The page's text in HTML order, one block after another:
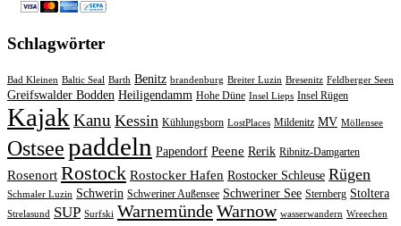
Schlagwörter
Bad Kleinen Baltic Seal Barth Benitz brandenburg Breiter Luzin Bresenitz Feldberger Seen
Greifswalder Bodden Heiligendamm Hohe Düne Insel Lieps Insel Rügen
Kajak Kanu Kessin Kühlungsborn LostPlaces Mildenitz MV Möllensee
Ostseepaddeln Papendorf Peene Rerik Ribnitz-Damgarten
Rosenort Rostock Rostocker Hafen Rostocker Schleuse Rügen
Schmaler Luzin Schwerin Schweriner Außensee Schweriner See Sternberg Stoltera
Strelasund SUP Surfski WarnemündeWarnow wasserwandern Wreechen